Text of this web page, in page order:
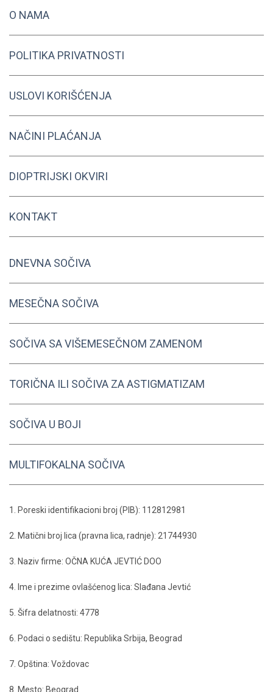
O NAMA
POLITIKA PRIVATNOSTI
USLOVI KORIŠĆENJA
NAČINI PLAĆANJA
DIOPTRIJSKI OKVIRI
KONTAKT
DNEVNA SOČIVA
MESEČNA SOČIVA
SOČIVA SA VIŠEMESEČNOM ZAMENOM
TORIČNA ILI SOČIVA ZA ASTIGMATIZAM
SOČIVA U BOJI
MULTIFOKALNA SOČIVA
1. Poreski identifikacioni broj (PIB): 112812981
2. Matični broj lica (pravna lica, radnje): 21744930
3. Naziv firme: OČNA KUĆA JEVTIĆ DOO
4. Ime i prezime ovlašćenog lica: Slađana Jevtić
5. Šifra delatnosti: 4778
6. Podaci o sedištu: Republika Srbija, Beograd
7. Opština: Voždovac
8. Mesto: Beograd